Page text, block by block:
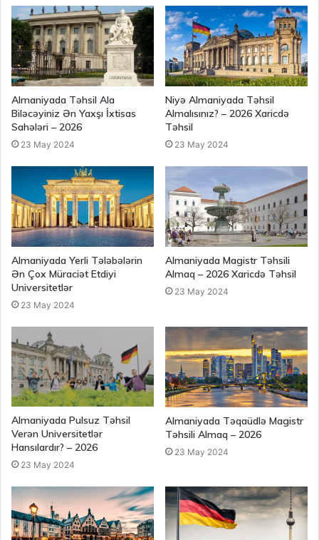
Almaniyada Təhsil Ala
Biləcəyiniz Ən Yaxşı İxtisas
Sahələri – 2026
23 May 2024
Niyə Almaniyada Təhsil
Almalısınız? – 2026 Xaricdə
Təhsil
23 May 2024
Almaniyada Yerli Tələbələrin
Ən Çox Müraciət Etdiyi
Universitetlər
23 May 2024
Almaniyada Magistr Təhsili
Almaq – 2026 Xaricdə Təhsil
23 May 2024
Almaniyada Pulsuz Təhsil
Verən Universitetlər
Hansılardır? – 2026
23 May 2024
Almaniyada Təqaüdlə Magistr
Təhsili Almaq – 2026
23 May 2024